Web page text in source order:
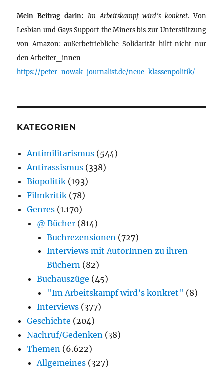
Mein Beitrag darin: Im Arbeitskampf wird’s konkret. Von
Lesbian und Gays Support the Miners bis zur Unterstützung
von Amazon: außerbetriebliche Solidarität hilft nicht nur
den Arbeiter_innen
https://peter-nowak-journalist.de/neue-klassenpolitik/
KATEGORIEN
Antimilitarismus (544)
Antirassismus (338)
Biopolitik (193)
Filmkritik (78)
Genres (1.170)
@ Bücher (814)
Buchrezensionen (727)
Interviews mit AutorInnen zu ihren
Büchern (82)
Buchauszüge (45)
"Im Arbeitskampf wird’s konkret" (8)
Interviews (377)
Geschichte (204)
Nachruf/Gedenken (38)
Themen (6.622)
Allgemeines (327)